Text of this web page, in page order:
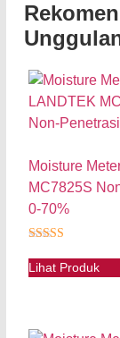
Moisture
MC7825S
0-70%
Lihat Produk